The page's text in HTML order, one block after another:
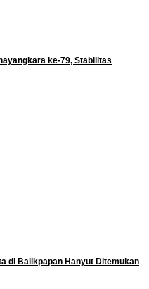
ke-79, Stabilitas
di Balikpapan Hanyut Ditemukan